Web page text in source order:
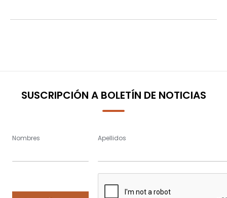
SUSCRIPCIÓN A BOLETÍN DE NOTICIAS
Nombres Apellidos